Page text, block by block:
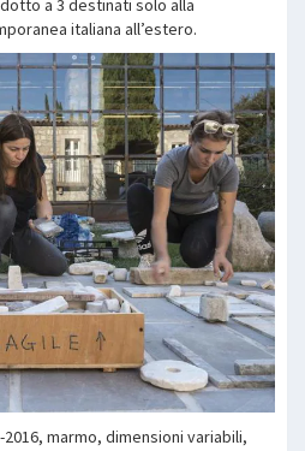
a 3 destinati solo alla
italiana all’estero.
2016, marmo, dimensioni variabili,